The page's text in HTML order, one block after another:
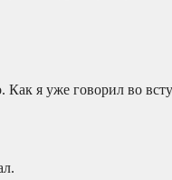
я уже говорил во